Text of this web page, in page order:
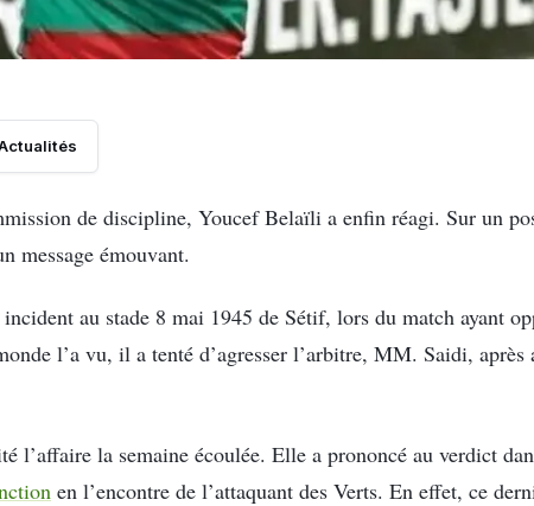
de discipline, Youcef Belaïli a enfin réagi. Sur un
message émouvant.
au stade 8 mai 1945 de Sétif, lors du match ayant
l’a vu, il a tenté d’agresser l’arbitre, MM. Saidi, après
l’affaire la semaine écoulée. Elle a prononcé au verdict
en l’encontre de l’attaquant des Verts. En effet, ce